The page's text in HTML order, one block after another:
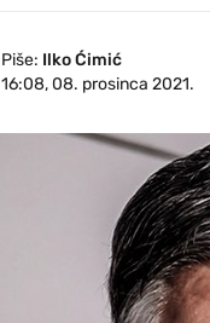
Piše: Ilko Ćimić
16:08, 08. prosinca 2021.